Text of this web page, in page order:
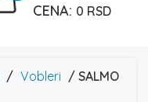
0 RSD
/ Vobleri / SALMO